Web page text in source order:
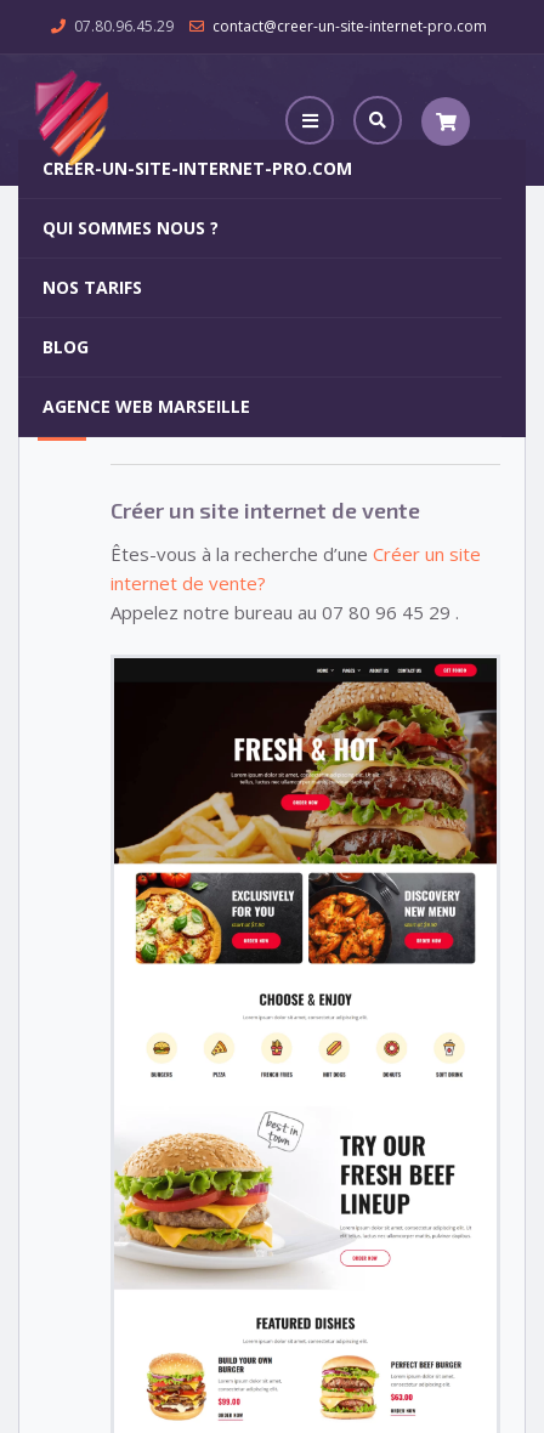
07.80.96.45.29 contact@creer-un-site-internet-pro.com
CREER-UN-SITE-INTERNET-PRO.COM
QUI SOMMES NOUS ?
NOS TARIFS
BLOG
AGENCE WEB MARSEILLE
Créer un site internet de vente
15
Votre site internet pour 29€
Créer un site internet de vente
Êtes-vous à la recherche d’une Créer un site
internet de vente?
Appelez notre bureau au 07 80 96 45 29 .